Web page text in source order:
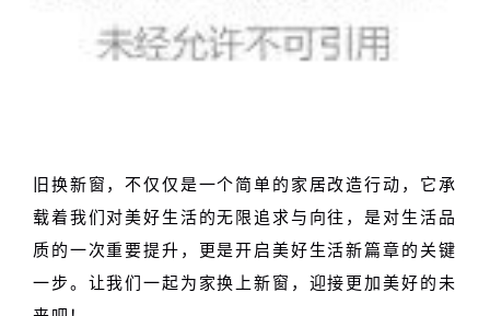
旧换新窗，不仅仅是一个简单的家居改造行动，它承
载着我们对美好生活的无限追求与向往，是对生活品
质的一次重要提升，更是开启美好生活新篇章的关键
一步。让我们一起为家换上新窗，迎接更加美好的未